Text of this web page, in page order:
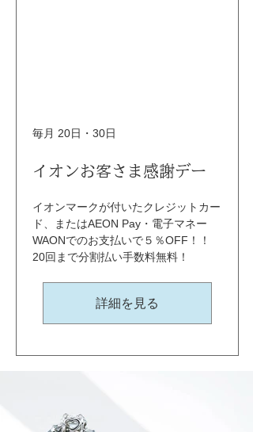
毎月 20日・30日
イオンお客さま感謝デー
イオンマークが付いたクレジットカー
ド、またはAEON Pay・電子マネー
WAONでのお支払いで５％OFF！！
20回まで分割払い手数料無料！
詳細を見る